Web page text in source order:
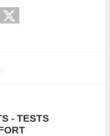
- TESTS